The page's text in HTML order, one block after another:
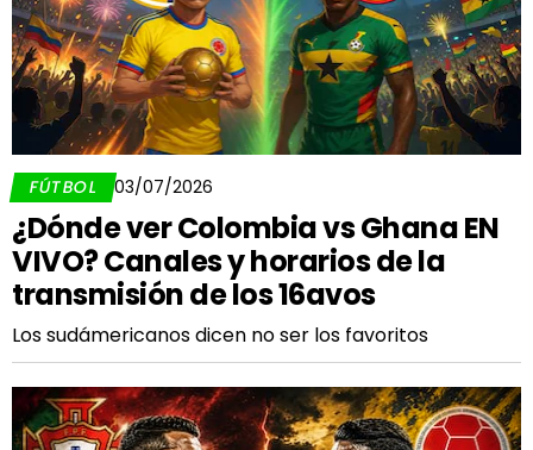
FÚTBOL 03/07/2026
¿Dónde ver Colombia vs Ghana EN
VIVO? Canales y horarios de la
transmisión de los 16avos
Los sudámericanos dicen no ser los favoritos